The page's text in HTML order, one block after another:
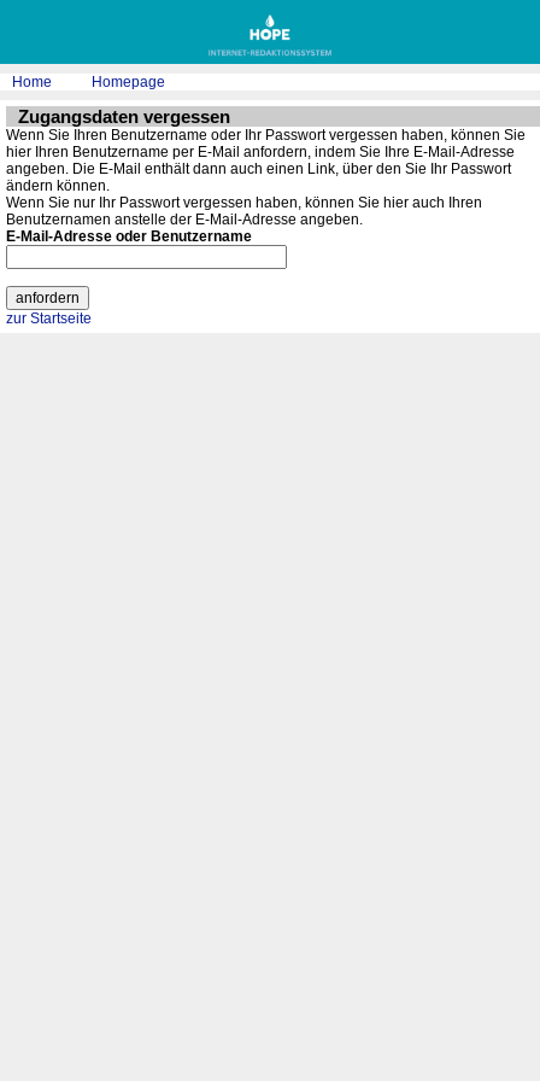
Home Homepage
Zugangsdaten vergessen
Wenn Sie Ihren Benutzername oder Ihr Passwort vergessen haben, können Sie
hier Ihren Benutzername per E-Mail anfordern, indem Sie Ihre E-Mail-Adresse
angeben. Die E-Mail enthält dann auch einen Link, über den Sie Ihr Passwort
ändern können.
Wenn Sie nur Ihr Passwort vergessen haben, können Sie hier auch Ihren
Benutzernamen anstelle der E-Mail-Adresse angeben.
E-Mail-Adresse oder Benutzername
zur Startseite